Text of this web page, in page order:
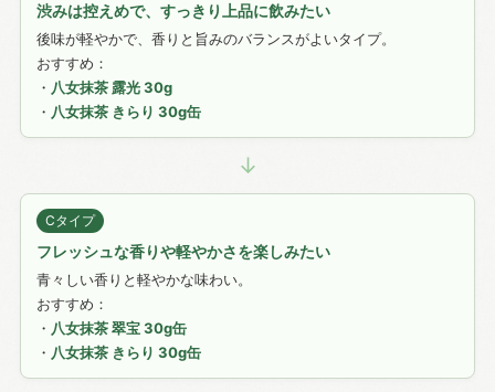
渋みは控えめで、すっきり上品に飲みたい
後味が軽やかで、香りと旨みのバランスがよいタイプ。
おすすめ：
・ 八女抹茶 露光 30g
・ 八女抹茶 きらり 30g缶
↓
Cタイプ
フレッシュな香りや軽やかさを楽しみたい
青々しい香りと軽やかな味わい。
おすすめ：
・ 八女抹茶 翠宝 30g缶
・ 八女抹茶 きらり 30g缶